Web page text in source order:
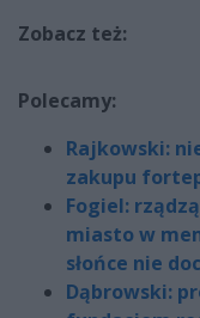
Zobacz też:
Polecamy:
Rajkowski:
zakupu
Fogiel:
miasto w
słońce nie
Dąbrowski: